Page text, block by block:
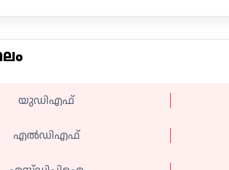
യുഡിഎഫ്
എല്‍ഡിഎഫ്